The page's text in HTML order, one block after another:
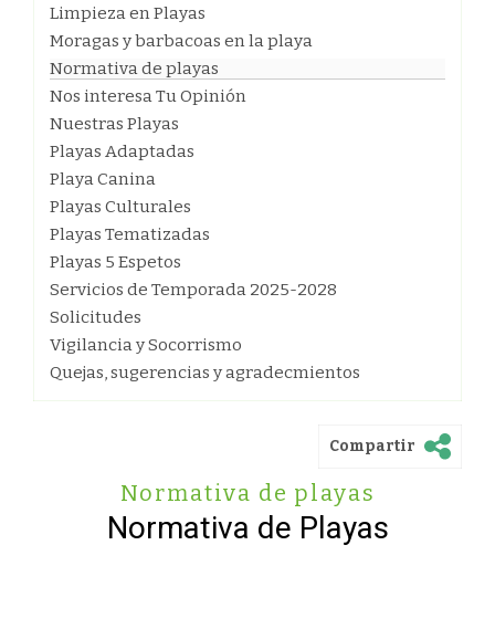
Limpieza en Playas
Moragas y barbacoas en la playa
Normativa de playas
Nos interesa Tu Opinión
Nuestras Playas
Playas Adaptadas
Playa Canina
Playas Culturales
Playas Tematizadas
Playas 5 Espetos
Servicios de Temporada 2025-2028
Solicitudes
Vigilancia y Socorrismo
Quejas, sugerencias y agradecmientos
Compartir
Normativa de playas
Normativa de Playas